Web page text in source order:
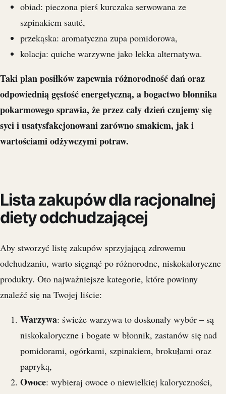
obiad: pieczona pierś kurczaka serwowana ze
szpinakiem sauté,
przekąska: aromatyczna zupa pomidorowa,
kolacja: quiche warzywne jako lekka alternatywa.
Taki plan posiłków zapewnia różnorodność dań oraz
odpowiednią gęstość energetyczną, a bogactwo błonnika
pokarmowego sprawia, że przez cały dzień czujemy się
syci i usatysfakcjonowani zarówno smakiem, jak i
wartościami odżywczymi potraw.
Lista zakupów dla racjonalnej
diety odchudzającej
Aby stworzyć listę zakupów sprzyjającą zdrowemu
odchudzaniu, warto sięgnąć po różnorodne, niskokaloryczne
produkty. Oto najważniejsze kategorie, które powinny
znaleźć się na Twojej liście:
Warzywa: świeże warzywa to doskonały wybór – są
niskokaloryczne i bogate w błonnik, zastanów się nad
pomidorami, ogórkami, szpinakiem, brokułami oraz
papryką,
Owoce: wybieraj owoce o niewielkiej kaloryczności,